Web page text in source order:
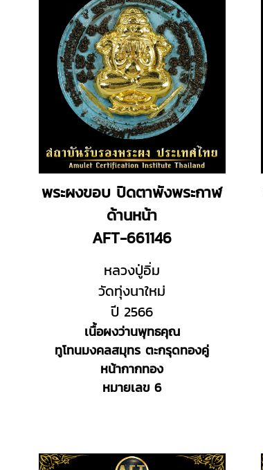
พระผงขอบ ปิดตาพังพระกาฬ
ด้านหน้า
AFT-661146
หลวงปู่อิ่ม
วัดทุ่งนาใหม่
ปี 2566
เนื้อผงว่านพุทธคุณ
ทูโทนมงคลสมุทร ตะกรุดทองคู่
หน้ากากทอง
หมายเลข 6